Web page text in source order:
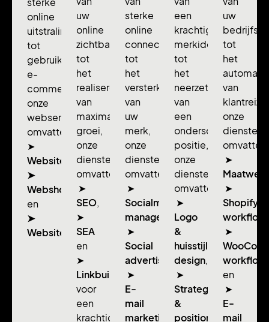
sterke
online
uitstraling
tot
gebruiksvriendelijke
e-
commerce:
onze
webservices
omvatten
➤
Websitebouw,
➤
Webshopdesign
en
➤
Websitebeheer.
uw
online
zichtbaarheid
tot
het
realiseren
van
maximale
groei,
onze
diensten
omvatten
➤
SEO,
➤
SEA
en
➤
Linkbuilding
voor
een
krachtigere
sterke
online
connecties
tot
het
versterken
van
uw
merk,
onze
diensten
omvatten
➤
Socialmedia
management,
➤
Social
advertising,
➤
E-
mail
marketing
een
krachtige
merkidentiteit
tot
het
neerzetten
van
een
onderscheidende
positie,
onze
diensten
omvatten
➤
Logo
&
huisstijl
design,
➤
Strategie
&
positionering,
uw
tot
het
van
onze
diensten
omvatten
➤
➤
Shopify
➤
en
➤
E-
mail